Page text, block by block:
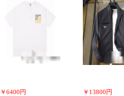
￥ 6400 円 ￥ 13800 円